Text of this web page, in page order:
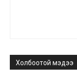
Холбоотой мэдээ